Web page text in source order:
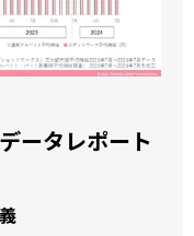
ータレポート